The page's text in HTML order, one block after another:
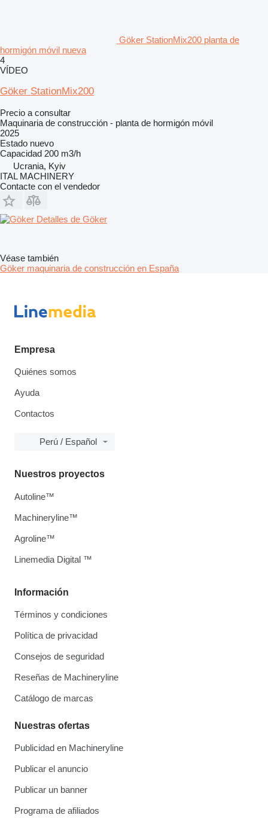
Göker StationMix200 planta de
hormigón móvil nueva
4
VÍDEO
Göker StationMix200
Precio a consultar
Maquinaria de construcción - planta de hormigón móvil
2025
Estado nuevo
Capacidad 200 m3/h
Ucrania, Kyiv
ITAL MACHINERY
Contacte con el vendedor
Detalles de Göker
Véase también
Göker maquinaria de construcción en España
Empresa
Quiénes somos
Ayuda
Contactos
Perú / Español
Información
Términos y condiciones
Política de privacidad
Consejos de seguridad
Reseñas de Machineryline
Catálogo de marcas
Nuestras ofertas
Publicidad en Machineryline
Publicar el anuncio
Publicar un banner
Programa de afiliados
Nuestros proyectos
Autoline™
Machineryline™
Agroline™
Linemedia Digital ™